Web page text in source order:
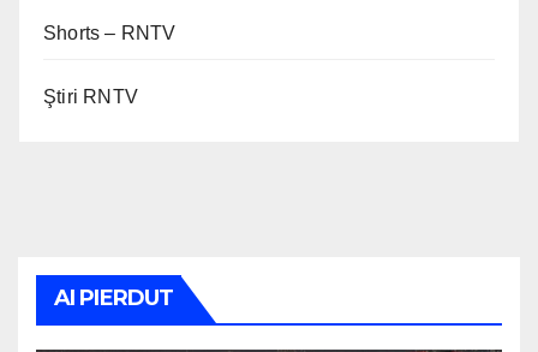
Shorts – RNTV
Ştiri RNTV
AI PIERDUT